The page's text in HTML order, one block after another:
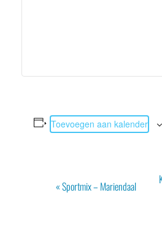
Toevoegen aan kalender
Evenement
Navigatie
«Sportmix – Mariendaal